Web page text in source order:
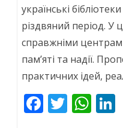
ідей
для
свят
українські
різдвяний період. У
справжніми
пам’яті та надії.
практичних ідей,
F T W